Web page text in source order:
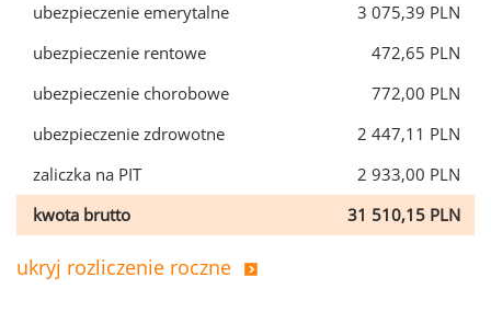
ubezpieczenie emerytalne
3 075,39 PLN
ubezpieczenie rentowe
472,65 PLN
ubezpieczenie chorobowe
772,00 PLN
ubezpieczenie zdrowotne
2 447,11 PLN
zaliczka na PIT
2 933,00 PLN
kwota brutto
31 510,15 PLN
ukryj rozliczenie roczne